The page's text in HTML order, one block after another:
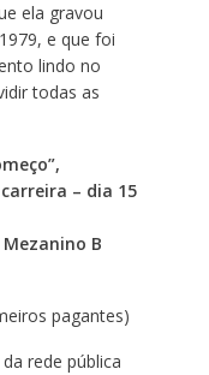
ela gravou
e que foi
lindo no
todas as
– dia 15
B
pagantes)
rede pública